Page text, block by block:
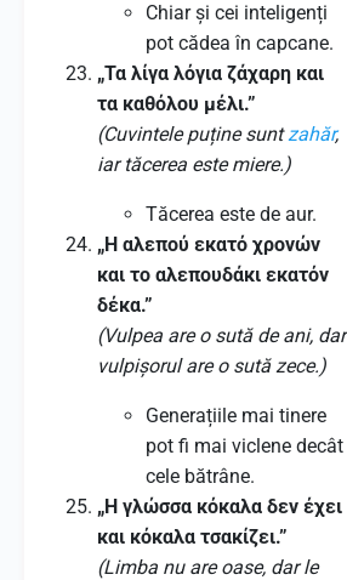
Chiar și cei inteligenți
pot cădea în capcane.
„Τα λίγα λόγια ζάχαρη και
τα καθόλου μέλι.”
(Cuvintele puține suntzahăr,
iar tăcerea este miere.)
Tăcerea este de aur.
„Η αλεπού εκατό χρονών
και το αλεπουδάκι εκατόν
δέκα.”
(Vulpea are o sută de ani, dar
vulpișorul are o sută zece.)
Generațiile mai tinere
pot fi mai viclene decât
cele bătrâne.
„Η γλώσσα κόκαλα δεν έχει
και κόκαλα τσακίζει.”
(Limba nu are oase, dar le